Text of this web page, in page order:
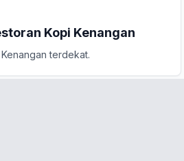
Kopi Kenangan
terdekat.